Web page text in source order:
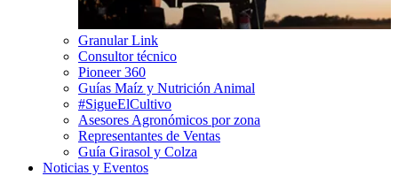
Granular Link
Consultor técnico
Pioneer 360
Guías Maíz y Nutrición Animal
#SigueElCultivo
Asesores Agronómicos por zona
Representantes de Ventas
Guía Girasol y Colza
Noticias y Eventos